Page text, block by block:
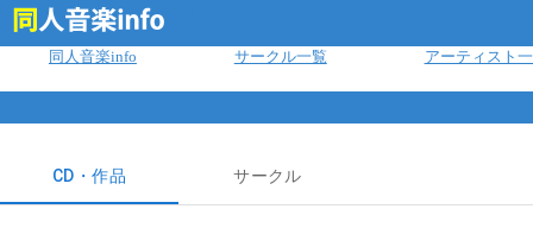
同人音楽info サークル一覧 アーティスト
CD・作品 サークル